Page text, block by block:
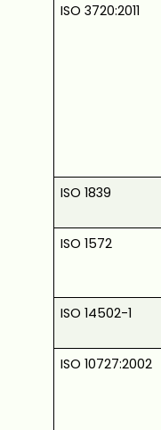
ISO 3720:2011
ISO 1839
ISO 1572
ISO 14502-1
ISO 10727:2002